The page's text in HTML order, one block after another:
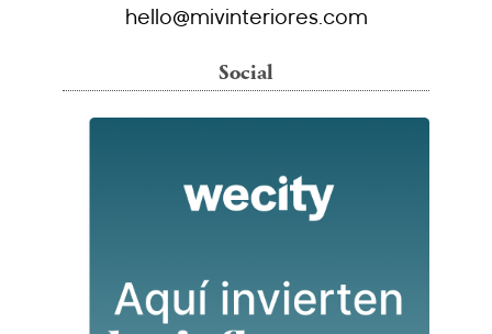
hello@mivinteriores.com
Social